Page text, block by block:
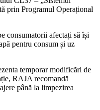
prin Programul Operațional
consumatorii afectați să își
pentru consum și uz
temporar modificări de
RAJA recomandă
până la limpezirea